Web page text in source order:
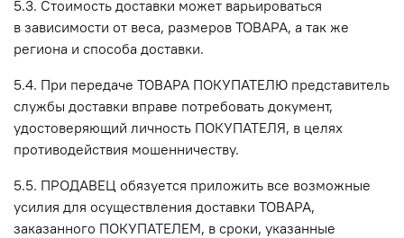
5.3. Стоимость доставки может варьироваться
в зависимости от веса, размеров ТОВАРА, а так же
региона и способа доставки.
5.4. При передаче ТОВАРА ПОКУПАТЕЛЮ представитель
службы доставки вправе потребовать документ,
удостоверяющий личность ПОКУПАТЕЛЯ, в целях
противодействия мошенничеству.
5.5. ПРОДАВЕЦ обязуется приложить все возможные
усилия для осуществления доставки ТОВАРА,
заказанного ПОКУПАТЕЛЕМ, в сроки, указанные